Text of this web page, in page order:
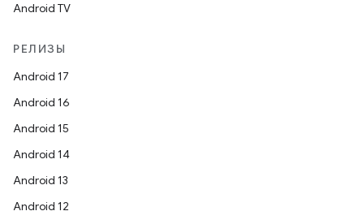
Android TV
РЕЛИЗЫ
Android 17
Android 16
Android 15
Android 14
Android 13
Android 12